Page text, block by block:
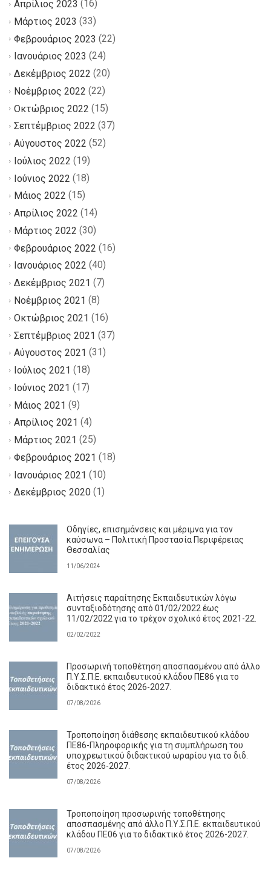
Απρίλιος 2023 (16)
Μάρτιος 2023 (33)
Φεβρουάριος 2023 (22)
Ιανουάριος 2023 (24)
Δεκέμβριος 2022 (20)
Νοέμβριος 2022 (22)
Οκτώβριος 2022 (15)
Σεπτέμβριος 2022 (37)
Αύγουστος 2022 (52)
Ιούλιος 2022 (19)
Ιούνιος 2022 (18)
Μάιος 2022 (15)
Απρίλιος 2022 (14)
Μάρτιος 2022 (30)
Φεβρουάριος 2022 (16)
Ιανουάριος 2022 (40)
Δεκέμβριος 2021 (7)
Νοέμβριος 2021 (8)
Οκτώβριος 2021 (16)
Σεπτέμβριος 2021 (37)
Αύγουστος 2021 (31)
Ιούλιος 2021 (18)
Ιούνιος 2021 (17)
Μάιος 2021 (9)
Απρίλιος 2021 (4)
Μάρτιος 2021 (25)
Φεβρουάριος 2021 (18)
Ιανουάριος 2021 (10)
Δεκέμβριος 2020 (1)
Οδηγίες, επισημάνσεις και μέριμνα για τον
καύσωνα – Πολιτική Προστασία Περιφέρειας
Θεσσαλίας
11/06/2024
Αιτήσεις παραίτησης Εκπαιδευτικών λόγω
συνταξιοδότησης από 01/02/2022 έως
11/02/2022 για το τρέχον σχολικό έτος 2021-22.
02/02/2022
Προσωρινή τοποθέτηση αποσπασμένου από άλλο
Π.Υ.Σ.Π.Ε. εκπαιδευτικού κλάδου ΠΕ86 για το
διδακτικό έτος 2026-2027.
07/08/2026
Τροποποίηση διάθεσης εκπαιδευτικού κλάδου
ΠΕ86-Πληροφορικής για τη συμπλήρωση του
υποχρεωτικού διδακτικού ωραρίου για το διδ.
έτος 2026-2027.
07/08/2026
Τροποποίηση προσωρινής τοποθέτησης
αποσπασμένης από άλλο Π.Υ.Σ.Π.Ε. εκπαιδευτικού
κλάδου ΠΕ06 για το διδακτικό έτος 2026-2027.
07/08/2026